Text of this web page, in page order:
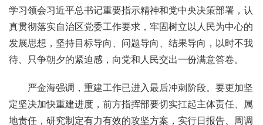
学习领会习近平总书记重要指示精神和党中央决策部署，认
真贯彻落实自治区党委工作要求，牢固树立以人民为中心的
发展思想，坚持目标导向、问题导向、结果导向，以时不我
待、只争朝夕的紧迫感，向党和人民交出一份满意答卷。
严金海强调，重建工作已进入最后冲刺阶段。要更加坚
定坚决加快重建进度，前方指挥部要切实扛起主体责任、属
地责任，研究制定有力有效的攻坚方案，实行日报告、周调